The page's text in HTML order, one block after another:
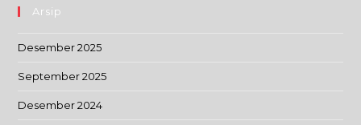
Arsip
Desember 2025
September 2025
Desember 2024